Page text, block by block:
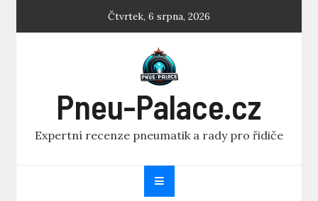
Čtvrtek, 6 srpna, 2026
Pneu-Palace.cz
Expertní recenze pneumatik a rady pro řidiče